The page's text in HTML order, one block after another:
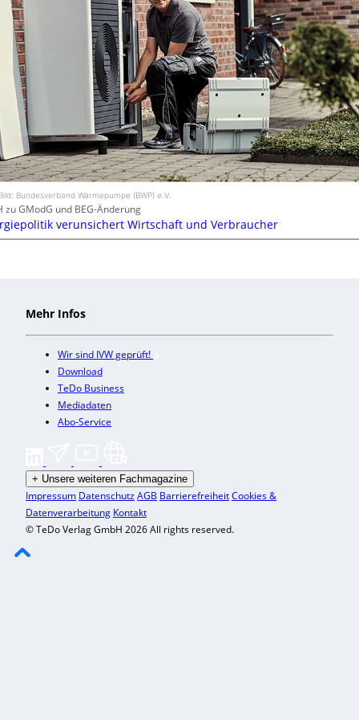
Bundesverband Wärmepumpe (BWP) e.V.
zu GModG und BEG-Änderung
verunsichert Wirtschaft und Verbraucher
Mehr Infos
Wir sind IVW geprüft!
Download
TeDo Business
Mediadaten
Abo-Service
+ Unsere weiteren Fachmagazine
Impressum DatenschutzAGB BarrierefreiheitCookies &
Datenverarbeitung Kontakt
© TeDo Verlag GmbH 2026 All rights reserved.